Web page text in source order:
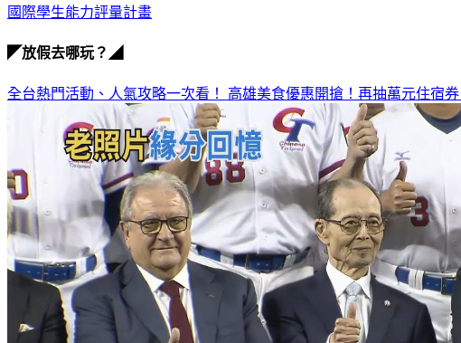
國際學生能力評量計畫
◤放假去哪玩？◢
全台熱門活動、人氣攻略一次看！ 高雄美食優惠開搶！再抽萬元住宿券